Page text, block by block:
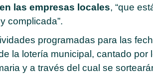
las empresas locales, “que
complicada”.
programadas para las
la lotería municipal, cantado por
y a través del cual se